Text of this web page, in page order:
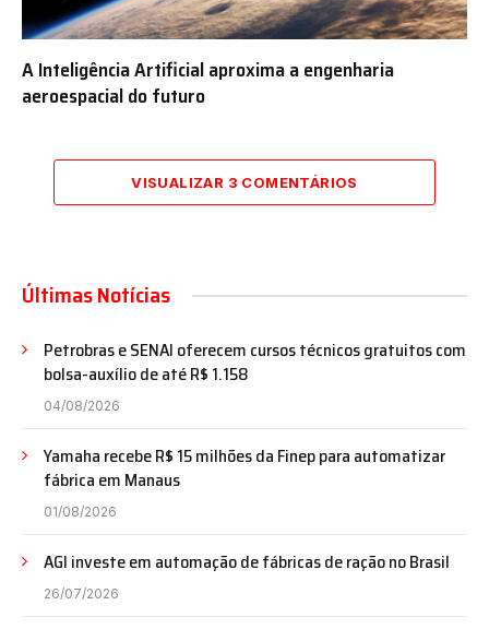
A Inteligência Artificial aproxima a engenharia
aeroespacial do futuro
VISUALIZAR 3 COMENTÁRIOS
Últimas Notícias
Petrobras e SENAI oferecem cursos técnicos gratuitos com
bolsa-auxílio de até R$ 1.158
04/08/2026
Yamaha recebe R$ 15 milhões da Finep para automatizar
fábrica em Manaus
01/08/2026
AGI investe em automação de fábricas de ração no Brasil
26/07/2026